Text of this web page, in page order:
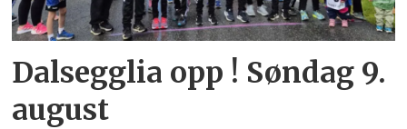
Dalsegglia opp ! Søndag 9.
august